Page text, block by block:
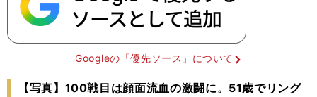
Googleの「優先ソース」について
【写真】100戦目は顔面流血の激闘に。51歳でリング